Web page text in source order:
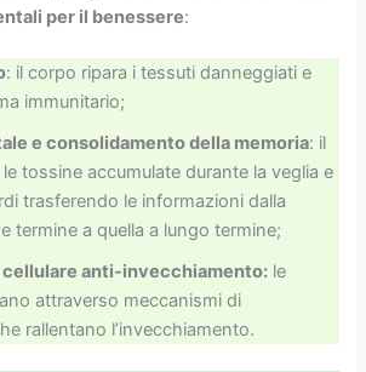
per il benessere:
: il corpo ripara i tessuti danneggiati e
immunitario;
e consolidamento della memoria: il
tossine accumulate durante la veglia e
trasferendo le informazioni dalla
termine a quella a lungo termine;
cellulare anti-invecchiamento: le
attraverso meccanismi di
rallentano l’invecchiamento.